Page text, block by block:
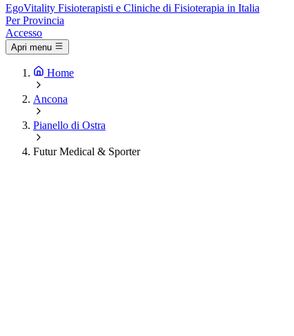
EgoVitality Fisioterapisti e Cliniche di Fisioterapia in Italia
Per Provincia
Accesso
Apri menu
Home
Ancona
Pianello di Ostra
Futur Medical & Sporter